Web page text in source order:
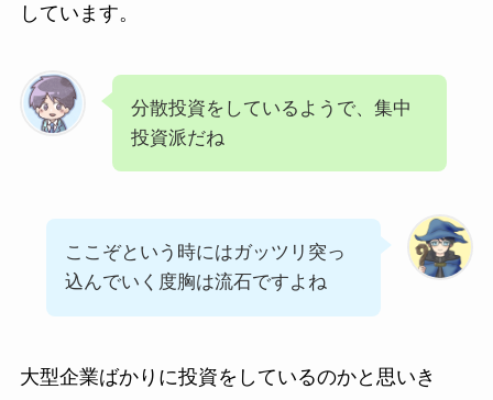
しています。
分散投資をしているようで、集中
投資派だね
ここぞという時にはガッツリ突っ
込んでいく度胸は流石ですよね
大型企業ばかりに投資をしているのかと思いき